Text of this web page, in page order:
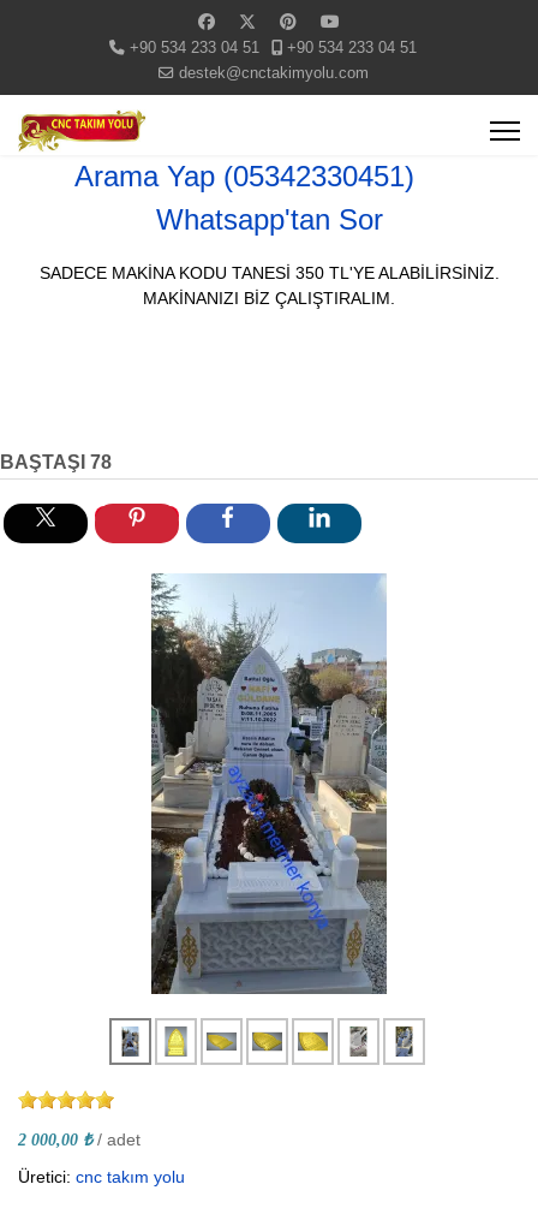
+90 534 233 04 51
+90 534 233 04 51
destek@cnctakimyolu.com
Arama Yap (05342330451)
Whatsapp'tan Sor
SADECE MAKİNA KODU TANESİ 350 TL'YE ALABİLİRSİNİZ.
MAKİNANIZI BİZ ÇALIŞTIRALIM.
BAŞTAŞI 78
2 000,00 ₺ / adet
Üretici: cnc takım yolu